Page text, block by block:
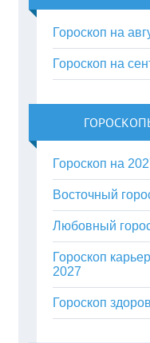
Гороскоп на
Гороскоп на
Гороскоп на
Восточный
Любовный
Гороскоп
2027
Гороскоп